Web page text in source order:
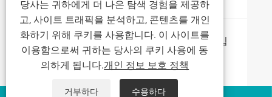
건식 변압기는 어떻게 전기 효율을 향상시킵
니까?
당사는 귀하에게 더 나은 탐색 경험을 제공하
고, 사이트 트래픽을 분석하고, 콘텐츠를 개인
화하기 위해 쿠키를 사용합니다. 이 사이트를
이용함으로써 귀하는 당사의 쿠키 사용에 동
의하게 됩니다.개인 정보 보호 정책
거부하다 수용하다